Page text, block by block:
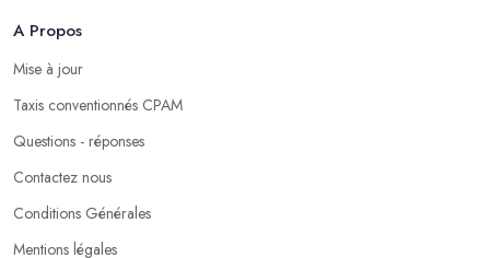
A Propos
Mise à jour
Taxis conventionnés CPAM
Questions - réponses
Contactez nous
Conditions Générales
Mentions légales